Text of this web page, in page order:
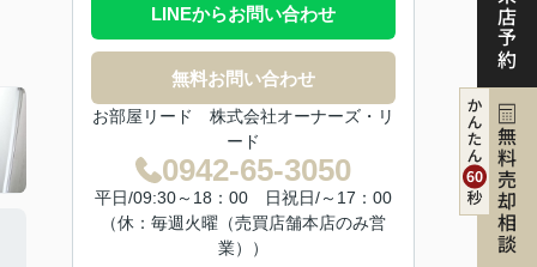
来店予約
無料売却相談
LINEからお問い合わせ
無料お問い合わせ
お部屋リード 株式会社オーナーズ・リ
ード
0942-65-3050
平日/09:30～18：00 日祝日/～17：00
（休：毎週火曜（売買店舗本店のみ営
業））